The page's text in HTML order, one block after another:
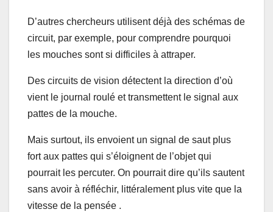
D’autres chercheurs utilisent déjà des schémas de
circuit, par exemple, pour comprendre pourquoi
les mouches sont si difficiles à attraper.
Des circuits de vision détectent la direction d’où
vient le journal roulé et transmettent le signal aux
pattes de la mouche.
Mais surtout, ils envoient un signal de saut plus
fort aux pattes qui s’éloignent de l’objet qui
pourrait les percuter. On pourrait dire qu’ils sautent
sans avoir à réfléchir, littéralement plus vite que la
vitesse de la pensée .